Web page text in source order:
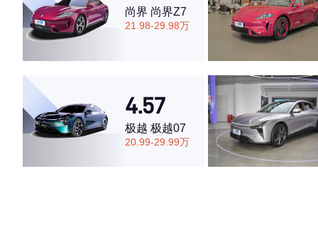
·外观表现一般，低于60%同级车
·空间表现一般，低于79%同级车
尚界 尚界Z7
21.98-29.98万
4.57
极越 极越07
20.99-29.99万